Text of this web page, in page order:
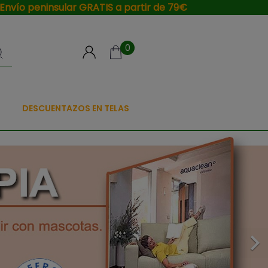
Envío peninsular GRATIS a partir de 79€
0
DESCUENTAZOS EN TELAS
Siguiente